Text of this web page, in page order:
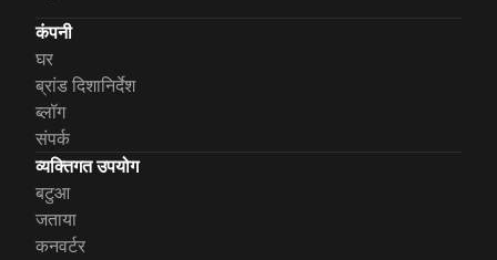
कंपनी
घर
ब्रांड दिशानिर्देश
ब्लॉग
संपर्क
व्यक्तिगत उपयोग
बटुआ
जताया
कनवर्टर